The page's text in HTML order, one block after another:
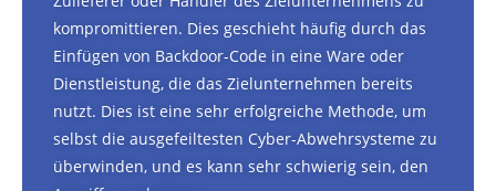
Tastatureingaben überwachen, Screenshots erstellen und die
Kommunikation abfangen.
kompromittieren. Dies geschieht häufig durch das
Einfügen von Backdoor-Code in eine Ware oder
Dienstleistung, die das Zielunternehmen bereits
nutzt. Dies ist eine sehr erfolgreiche Methode, um
selbst die ausgefeiltesten Cyber-Abwehrsysteme zu
überwinden, und es kann sehr schwierig sein, den